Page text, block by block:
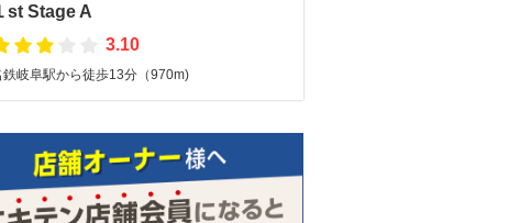
st Stage A
3.10
鉄岐阜駅から徒歩13分（970m)